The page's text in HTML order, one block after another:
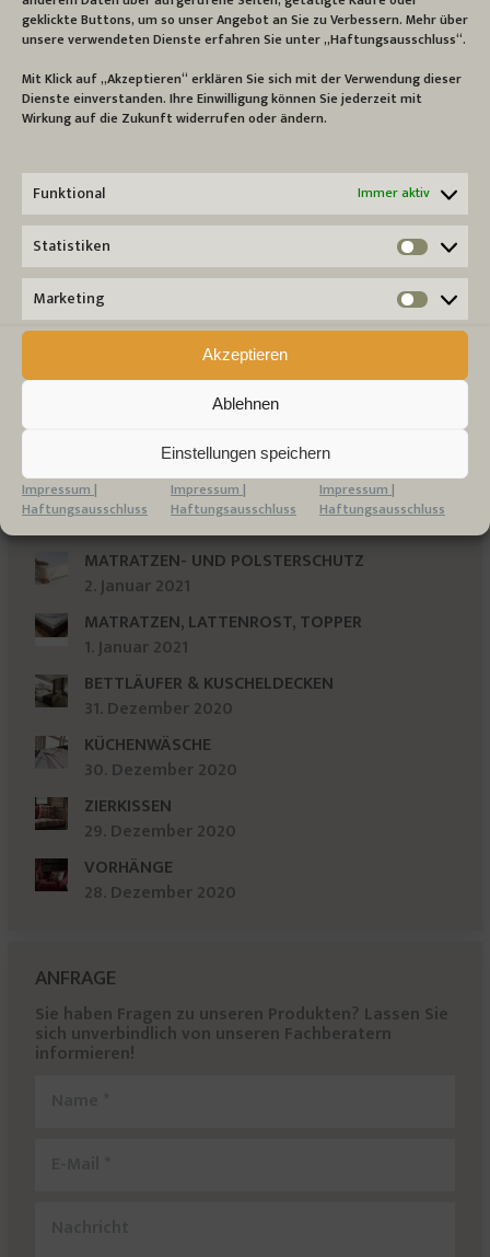
geklickte Buttons, um so unser Angebot an Sie zu Verbessern. Mehr über
unsere verwendeten Dienste erfahren Sie unter „Haftungsausschluss“.
Mit Klick auf „Akzeptieren“ erklären Sie sich mit der Verwendung dieser
Dienste einverstanden. Ihre Einwilligung können Sie jederzeit mit
Wirkung auf die Zukunft widerrufen oder ändern.
Funktional Immer aktiv
Statistiken
Marketing
Akzeptieren
Ablehnen
Einstellungen speichern
Impressum |
Haftungsausschluss
Impressum |
Haftungsausschluss
Impressum |
Haftungsausschluss
KATEGORIEN
Bettausstattung
(6)
Sonstiges
Tischwäsche
GESAMTSORTIMENT
BETTWÄSCHE
7. Januar 2021
LEINTÜCHER
BAD & SPA
4. Januar 2021
BETTWAREN
3. Januar 2021
MATRATZEN- UND POLSTERSCHUTZ
2. Januar 2021
MATRATZEN, LATTENROST, TOPPER
1. Januar 2021
BETTLÄUFER & KUSCHELDECKEN
31. Dezember 2020
KÜCHENWÄSCHE
30. Dezember 2020
ZIERKISSEN
29. Dezember 2020
VORHÄNGE
28. Dezember 2020
ANFRAGE
Sie haben Fragen zu unseren Produkten? Lassen Sie
sich unverbindlich von unseren Fachberatern
informieren!